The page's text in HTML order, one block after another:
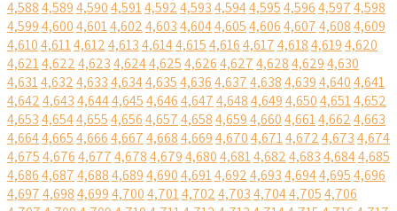
4,5884,5894,5904,5914,5924,5934,5944,5954,5964,5974,598
4,5994,6004,6014,6024,6034,6044,6054,6064,6074,6084,609
4,6104,6114,6124,6134,6144,6154,6164,6174,6184,6194,620
4,6214,6224,6234,6244,6254,6264,6274,6284,6294,630
4,6314,6324,6334,6344,6354,6364,6374,6384,6394,6404,641
4,6424,6434,6444,6454,6464,6474,6484,6494,6504,6514,652
4,6534,6544,6554,6564,6574,6584,6594,6604,6614,6624,663
4,6644,6654,6664,6674,6684,6694,6704,6714,6724,6734,674
4,6754,6764,6774,6784,6794,6804,6814,6824,6834,6844,685
4,6864,6874,6884,6894,6904,6914,6924,6934,6944,6954,696
4,6974,6984,6994,7004,7014,7024,7034,7044,7054,706